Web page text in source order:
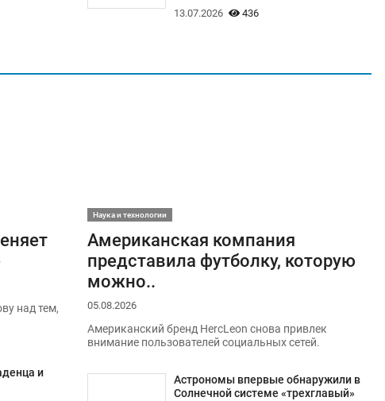
13.07.2026 436
над тем,
и
Наука и технологии
Американская компания
представила футболку, которую
можно..
05.08.2026
Американский бренд HercLeon снова привлек
внимание пользователей социальных сетей.
Астрономы впервые обнаружили в
Солнечной системе «трехглавый»